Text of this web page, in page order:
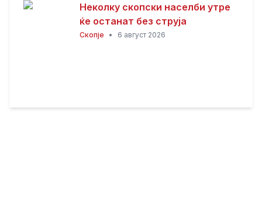
Неколку скопски населби утре
ќе останат без струја
Скопје • 6 август 2026